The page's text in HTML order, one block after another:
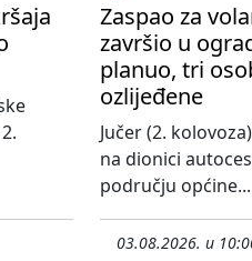
Zaspao za
završio u
planuo, tri
ozlijeđene
Jučer (2.
na dionici
području općine...
03.08.2026. u